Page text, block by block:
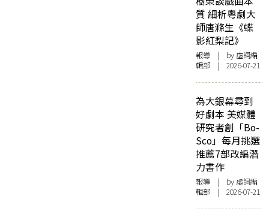
質 細析粵劇大
師唐滌生《蝶
影紅梨記》
報導 | by 虛詞編
輯部 | 2026-07-21
為大銀幕尋到
好劇本 美媒體
研究者創「Bo-
Sco」每月挑選
推薦7部改編潛
力書作
報導 | by 虛詞編
輯部 | 2026-07-21